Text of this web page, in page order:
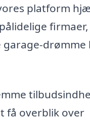
platform
garage-
få overblik over